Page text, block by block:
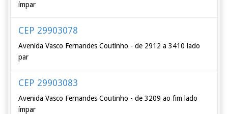
ímpar
CEP 29903078
Avenida Vasco Fernandes Coutinho - de 2912 a 3410 lado
par
CEP 29903083
Avenida Vasco Fernandes Coutinho - de 3209 ao fim lado
ímpar